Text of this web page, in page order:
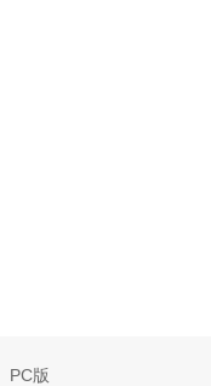
PC版